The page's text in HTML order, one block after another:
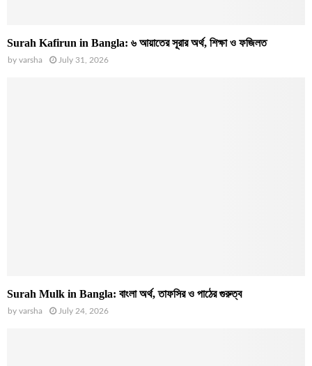
Surah Kafirun in Bangla: ৬ আয়াতের সূরার অর্থ, শিক্ষা ও ফজিলত
by varsha July 31, 2026
Surah Mulk in Bangla: বাংলা অর্থ, তাফসির ও পাঠের গুরুত্ব
by varsha July 24, 2026